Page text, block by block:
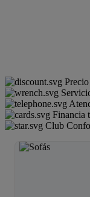
Financia
Club Confo